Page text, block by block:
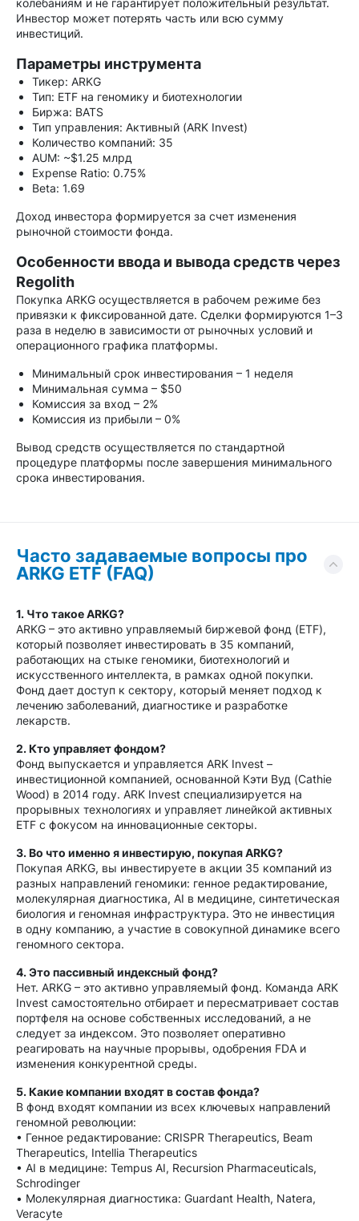
колебаниям и не гарантирует положительный результат.
Инвестор может потерять часть или всю сумму
инвестиций.
Параметры инструмента
Тикер: ARKG
Тип: ETF на геномику и биотехнологии
Биржа: BATS
Тип управления: Активный (ARK Invest)
Количество компаний: 35
AUM: ~$1.25 млрд
Expense Ratio: 0.75%
Beta: 1.69
Доход инвестора формируется за счет изменения
рыночной стоимости фонда.
Особенности ввода и вывода средств через
Regolith
Покупка ARKG осуществляется в рабочем режиме без
привязки к фиксированной дате. Сделки формируются 1–3
раза в неделю в зависимости от рыночных условий и
операционного графика платформы.
Минимальный срок инвестирования – 1 неделя
Минимальная сумма – $50
Комиссия за вход – 2%
Комиссия из прибыли – 0%
Вывод средств осуществляется по стандартной
процедуре платформы после завершения минимального
срока инвестирования.
Часто задаваемые вопросы про
ARKG ETF (FAQ)
1. Что такое ARKG?
ARKG – это активно управляемый биржевой фонд (ETF),
который позволяет инвестировать в 35 компаний,
работающих на стыке геномики, биотехнологий и
искусственного интеллекта, в рамках одной покупки.
Фонд дает доступ к сектору, который меняет подход к
лечению заболеваний, диагностике и разработке
лекарств.
2. Кто управляет фондом?
Фонд выпускается и управляется ARK Invest –
инвестиционной компанией, основанной Кэти Вуд (Cathie
Wood) в 2014 году. ARK Invest специализируется на
прорывных технологиях и управляет линейкой активных
ETF с фокусом на инновационные секторы.
3. Во что именно я инвестирую, покупая ARKG?
Покупая ARKG, вы инвестируете в акции 35 компаний из
разных направлений геномики: генное редактирование,
молекулярная диагностика, AI в медицине, синтетическая
биология и геномная инфраструктура. Это не инвестиция
в одну компанию, а участие в совокупной динамике всего
геномного сектора.
4. Это пассивный индексный фонд?
Нет. ARKG – это активно управляемый фонд. Команда ARK
Invest самостоятельно отбирает и пересматривает состав
портфеля на основе собственных исследований, а не
следует за индексом. Это позволяет оперативно
реагировать на научные прорывы, одобрения FDA и
изменения конкурентной среды.
5. Какие компании входят в состав фонда?
В фонд входят компании из всех ключевых направлений
геномной революции:
• Генное редактирование: CRISPR Therapeutics, Beam
Therapeutics, Intellia Therapeutics
• AI в медицине: Tempus AI, Recursion Pharmaceuticals,
Schrodinger
• Молекулярная диагностика: Guardant Health, Natera,
Veracyte